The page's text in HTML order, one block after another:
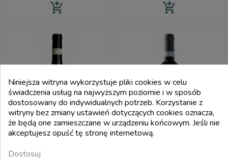
add_shopping_cart add_shopping_cart
Niniejsza witryna wykorzystuje pliki cookies w celu
świadczenia usług na najwyższym poziomie i w sposób
dostosowany do indywidualnych potrzeb. Korzystanie z
witryny bez zmiany ustawień dotyczących cookies oznacza,
że będą one zamieszczane w urządzeniu końcowym. Jeśli nie
akceptujesz opuść tę stronę internetową.
Dostosuj